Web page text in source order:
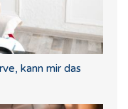
kann mir das